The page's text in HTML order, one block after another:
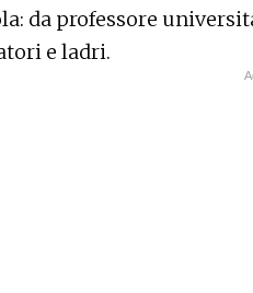
da professore
e ladri.